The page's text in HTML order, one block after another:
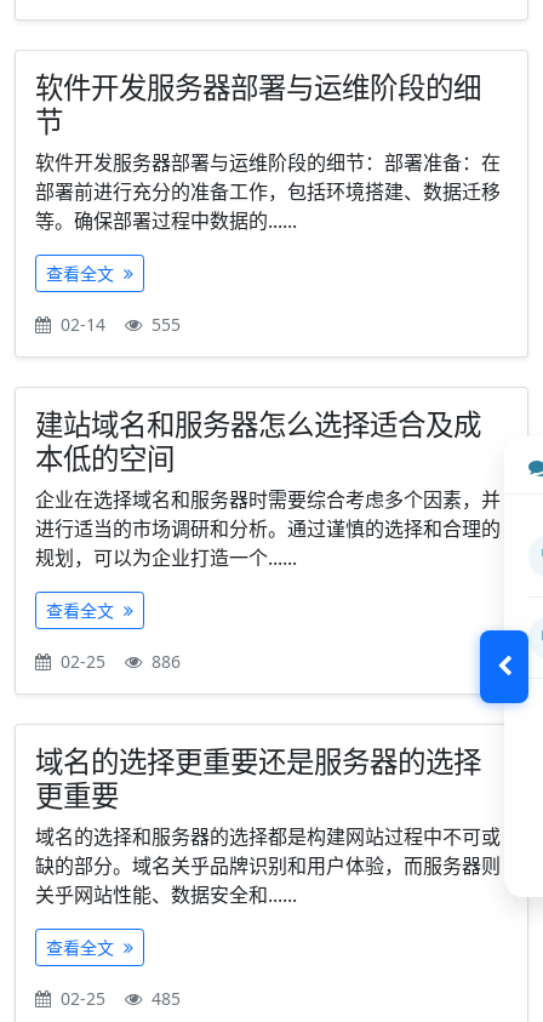
软件开发服务器部署与运维阶段的细
节
软件开发服务器部署与运维阶段的细节：部署准备：在
部署前进行充分的准备工作，包括环境搭建、数据迁移
等。确保部署过程中数据的......
查看全文
02-14 555
建站域名和服务器怎么选择适合及成
本低的空间
企业在选择域名和服务器时需要综合考虑多个因素，并
进行适当的市场调研和分析。通过谨慎的选择和合理的
规划，可以为企业打造一个......
查看全文
02-25 886
域名的选择更重要还是服务器的选择
更重要
域名的选择和服务器的选择都是构建网站过程中不可或
缺的部分。域名关乎品牌识别和用户体验，而服务器则
关乎网站性能、数据安全和......
查看全文
02-25 485